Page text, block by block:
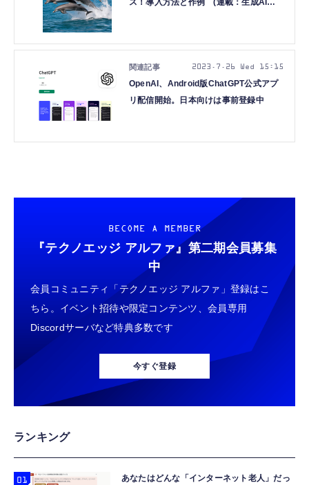
ス！導入方法と作例 (連載：生成AIグ
OpenAI、Android版ChatGPT公式アプ
リ配信開始。日本向けは事前登録中
2023.7.26 Wed 15:15
BECOME A MEMBER
『テクノエッジ アルファ』 第二期会員募集
中
会員コミュニティ「テクノエッジ アルファ」登録はこ
ちら。イベント招待や限定コンテンツ、会員専用
Discordサーバなど特典多数です
今すぐ登録
ランキング
あなたはどんな「インターネット老人」だっ